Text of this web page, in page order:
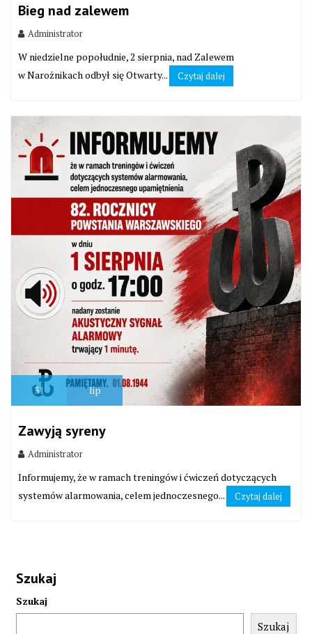
Bieg nad zalewem
Administrator
W niedzielne popołudnie, 2 sierpnia, nad Zalewem
w Narożnikach odbył się Otwarty...
Czytaj dalej
31 lip
Zawyją syreny
Administrator
Informujemy, że w ramach treningów i ćwiczeń dotyczących
systemów alarmowania, celem jednoczesnego...
Czytaj dalej
Szukaj
Szukaj
Szukaj